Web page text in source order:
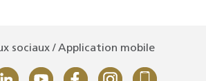
sociaux / Application mobile